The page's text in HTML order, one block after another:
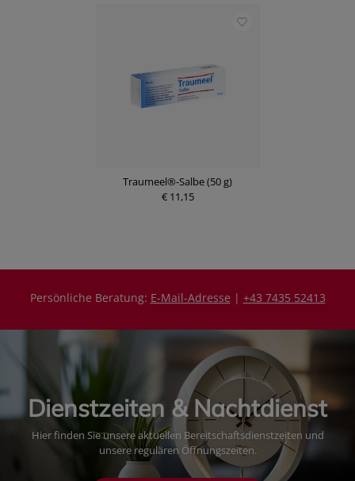
Traumeel®-Salbe (50 g)
€ 11,15
Persönliche Beratung: E-Mail-Adresse | +43 7435 52413
Dienstzeiten & Nachtdienst
Hier finden Sie unsere aktuellen Bereitschaftsdienstzeiten und
unsere regulären Öffnungszeiten.